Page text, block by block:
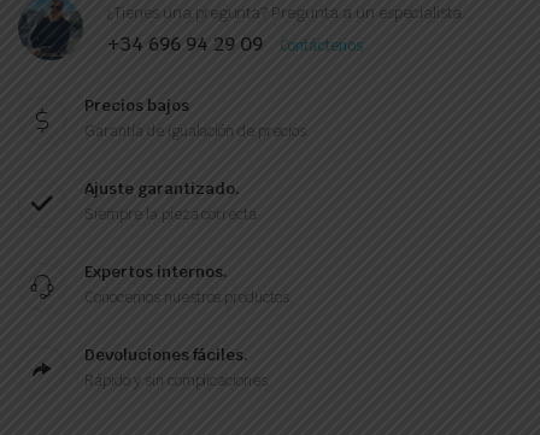
¿Tienes una pregunta? Pregunta a un especialista.
+34 696 94 29 09 Contáctenos
Precios bajos
Garantía de igualación de precios
Ajuste garantizado.
Siempre la pieza correcta
Expertos internos.
Conocemos nuestros productos.
Devoluciones fáciles.
Rápido y sin complicaciones